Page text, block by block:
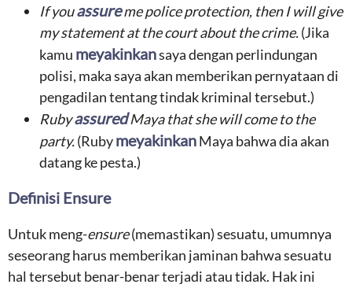
If youassureme police protection, then I will give
my statement at the court about the crime.(Jika
kamu meyakinkansaya dengan perlindungan
polisi, maka saya akan memberikan pernyataan di
pengadilan tentang tindak kriminal tersebut.)
RubyassuredMaya that she will come to the
party.(RubymeyakinkanMaya bahwa dia akan
datang ke pesta.)
Definisi Ensure
Untuk meng-ensure(memastikan) sesuatu, umumnya
seseorang harus memberikan jaminan bahwa sesuatu
hal tersebut benar-benar terjadi atau tidak. Hak ini